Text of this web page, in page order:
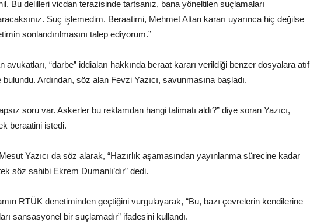
Bu delilleri vicdan terazisinde tartsanız, bana yöneltilen suçlamaları
Suç işlemedim. Beraatimi, Mehmet Altan kararı uyarınca hiç değilse
sonlandırılmasını talep ediyorum.”
avukatları, “darbe” iddiaları hakkında beraat kararı verildiği benzer dosyalara atıf
Ardından, söz alan Fevzi Yazıcı, savunmasına başladı.
soru var. Askerler bu reklamdan hangi talimatı aldı?” diye soran Yazıcı,
beraatini istedi.
Mesut Yazıcı da söz alarak, “Hazırlık aşamasından yayınlanma sürecine kadar
söz sahibi Ekrem Dumanlı’dır” dedi.
RTÜK denetiminden geçtiğini vurgulayarak, “Bu, bazı çevrelerin kendilerine
sansasyonel bir suçlamadır” ifadesini kullandı.